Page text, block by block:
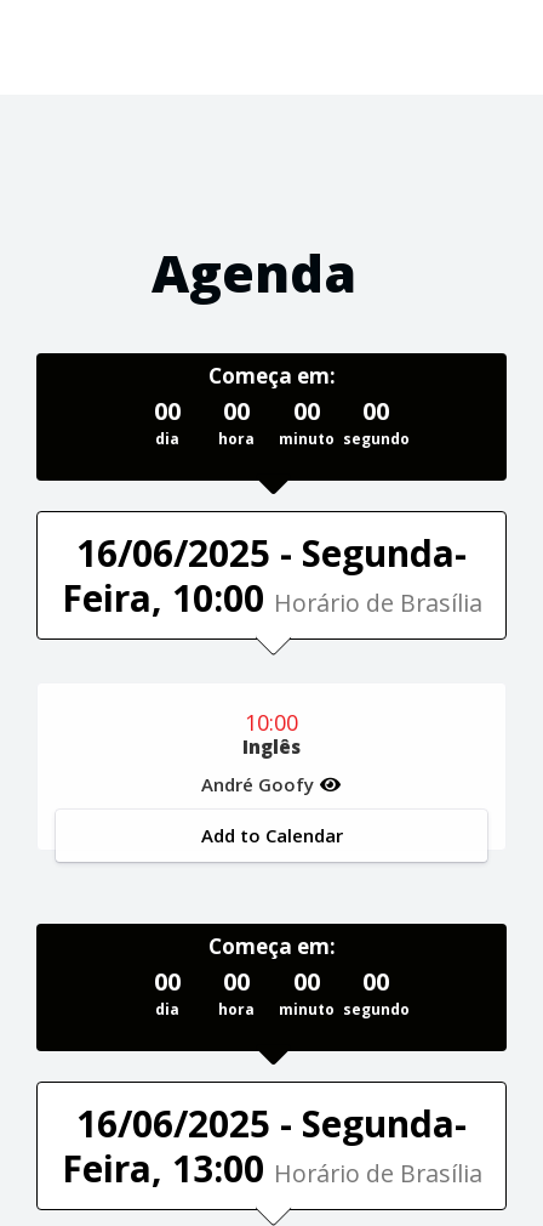
Agenda
Começa em:
00
dia
00
hora
00
minuto
00
segundo
16/06/2025 - Segunda-
Feira, 10:00 Horário de Brasília
10:00
Inglês
André Goofy
Add to Calendar
Começa em:
00
dia
00
hora
00
minuto
00
segundo
16/06/2025 - Segunda-
Feira, 13:00 Horário de Brasília